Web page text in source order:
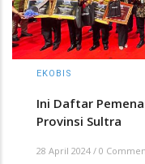
EKOBIS
Ini Daftar
Provinsi Sultra
28 April 2024 / 0